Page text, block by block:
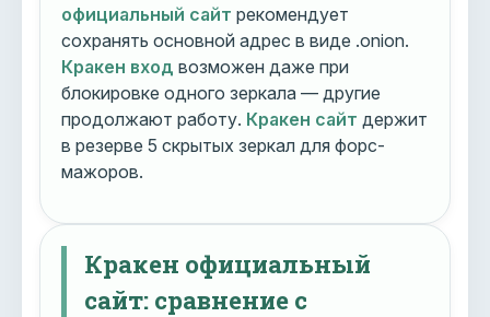
официальный сайт рекомендует
сохранять основной адрес в виде .onion.
Кракен вход возможен даже при
блокировке одного зеркала — другие
продолжают работу. Кракен сайт держит
в резерве 5 скрытых зеркал для форс-
мажоров.
Кракен официальный
сайт: сравнение с